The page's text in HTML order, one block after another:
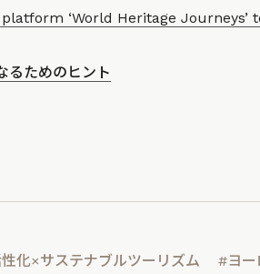
‘World Heritage Journeys’
るためのヒント
化×サステナブルツーリズム #ヨー